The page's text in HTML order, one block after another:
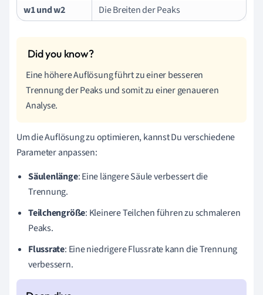
w1 und w2
Die Breiten der Peaks
Eine höhere Auflösung führt zu einer besseren
Trennung der Peaks und somit zu einer genaueren
Analyse.
Um die Auflösung zu optimieren, kannst Du verschiedene
Parameter anpassen:
Säulenlänge: Eine längere Säule verbessert die
Trennung.
Teilchengröße: Kleinere Teilchen führen zu schmaleren
Peaks.
Flussrate: Eine niedrigere Flussrate kann die Trennung
verbessern.